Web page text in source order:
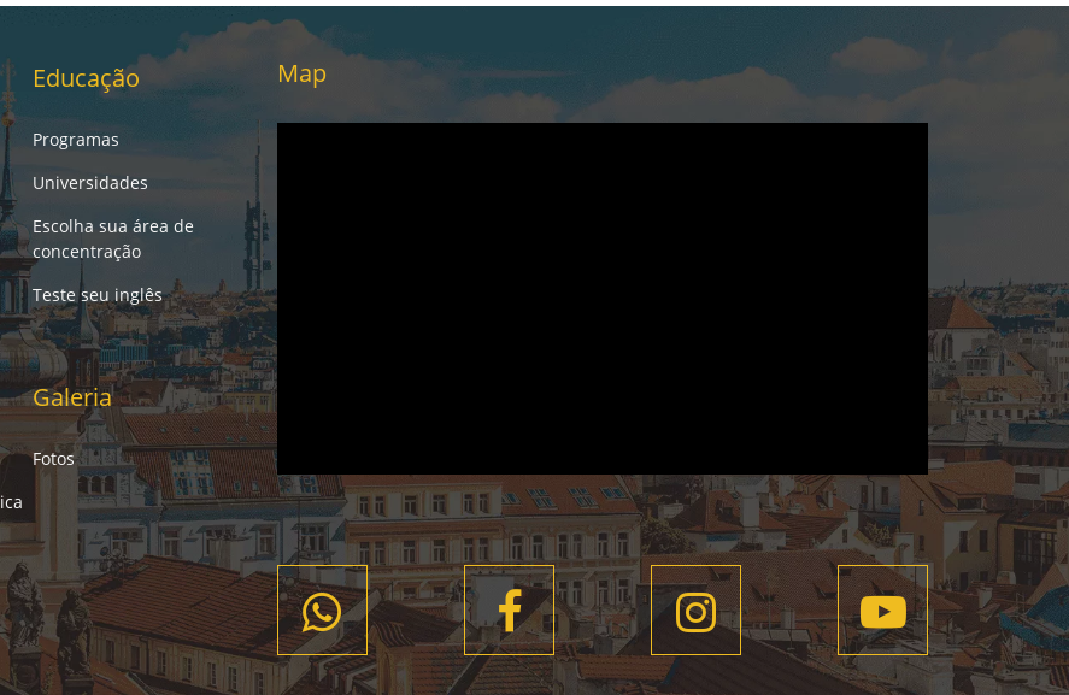
Educação
Programas
Universidades
Escolha sua área de
concentração
Teste seu inglês
Galeria
Fotos
Map